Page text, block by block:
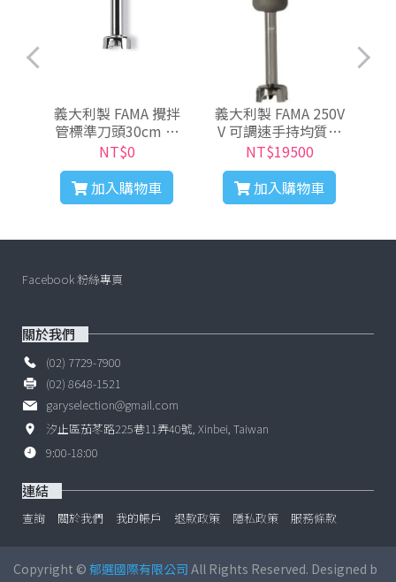
義大利製 FAMA 攪拌
管標準刀頭30cm 攪
拌量30~80L
NT$0
加入購物車
義大利製 FAMA 250V
V 可調速手持均質機
(處理量1~20公升)
NT$19500
加入購物車
關於我們
(02) 7729-7900
(02) 8648-1521
garyselection@gmail.com
汐止區茄苳路225巷11弄40號, Xinbei, Taiwan
9:00-18:00
連結
查詢 關於我們 我的帳戶 退款政策 隱私政策 服務條款
Facebook 粉絲專頁
Copyright © 郁選國際有限公司 All Rights Reserved. Designed b